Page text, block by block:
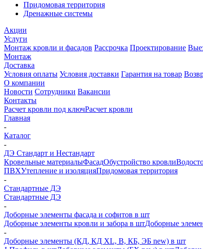
Придомовая территория
Дренажные системы
Акции
Услуги
Монтаж кровли и фасадов Рассрочка Проектирование
Монтаж
Доставка
Условия оплаты Условия доставки Гарантия на товар
О компании
Новости Сотрудники Вакансии
Контакты
Расчет кровли под ключРасчет кровли
Главная
-
Каталог
-
ДЭ Стандарт и Нестандарт
Кровельные материалыФасадОбустройство кровли
ПВХУтепление и изоляцияПридомовая территория
-
Стандартные ДЭ
Стандартные ДЭ
-
Доборные элементы фасада и софитов в шт
Доборные элементы кровли и забора в штДоборные
-
Доборные элементы (КД, КД XL, В, КБ, ЭБ new) в шт